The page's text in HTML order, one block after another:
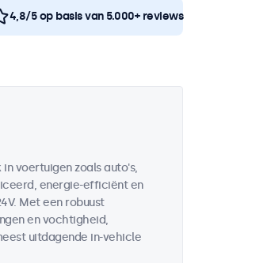
4,8/5 op basis van 5.000+ reviews
voertuigen zoals auto's,
energie-efficiënt en
Met een robuust
en vochtigheid,
uitdagende in-vehicle